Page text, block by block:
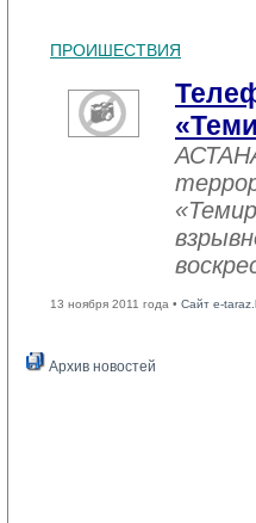
ПРОИШЕСТВИЯ
13 ноября 2011 года • Сайт e-
Архив новостей